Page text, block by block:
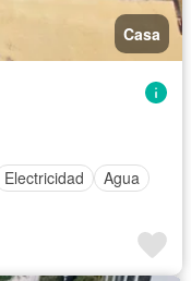
Casa
Electricidad
Agua